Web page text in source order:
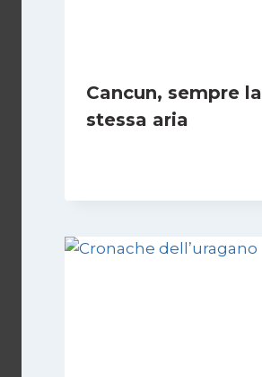
Cancun, sempre la
stessa aria